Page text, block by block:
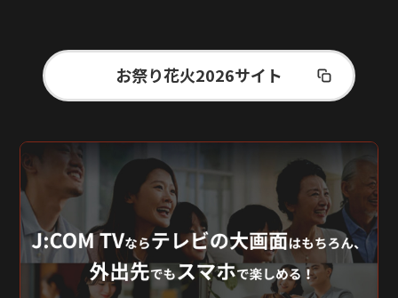
お祭り花火2026サイト